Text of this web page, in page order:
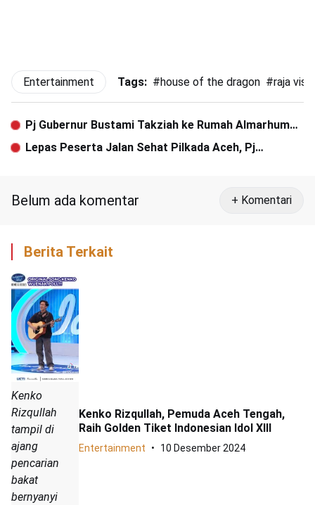
Entertainment Tags: #house of the dragon #raja
Pj Gubernur Bustami Takziah ke Rumah Almarhumah
Ibu Anggota DPR RI Muslim
Lepas Peserta Jalan Sehat Pilkada Aceh, Pj
Belum ada komentar + Komentari
Berita Terkait
Kenko
Rizqullah
tampil di
ajang
pencarian
bakat
bernyanyi
Kenko Rizqullah, Pemuda Aceh Tengah,
Raih Golden Tiket Indonesian Idol XIII
Entertainment 10 Desember 2024